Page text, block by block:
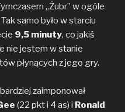
„Żubr” w ogóle
samo było w starciu
9,5 minuty, co jakiś
nie jestem w stanie
płynących z jego gry.
zaimponował
(22 pkt i 4 as) i Ronald